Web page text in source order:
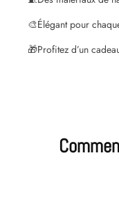
🎨Élégant pour
🎁Profitez d’un